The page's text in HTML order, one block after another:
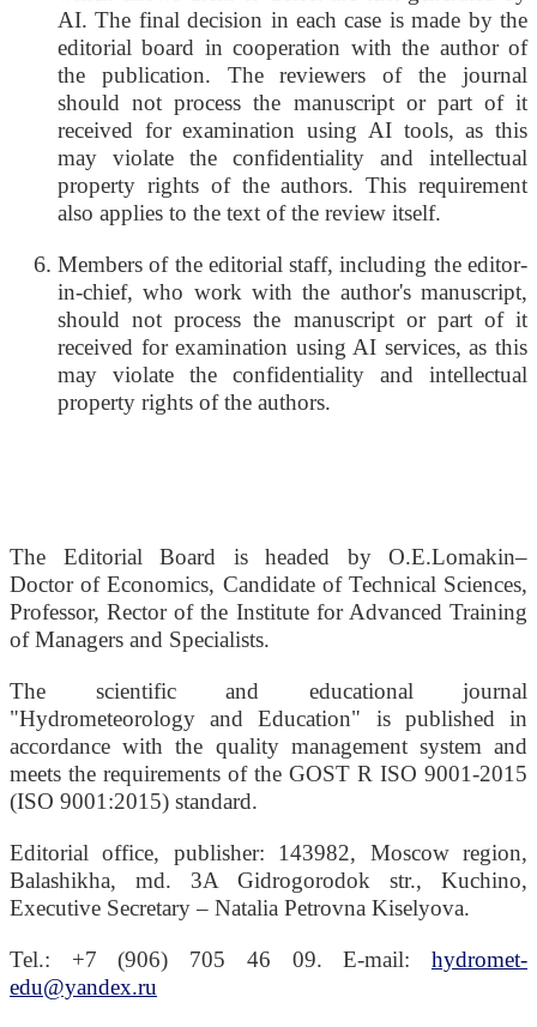
AI. The final decision in each case is made by the
editorial board in cooperation with the author of
the publication. The reviewers of the journal
should not process the manuscript or part of it
received for examination using AI tools, as this
may violate the confidentiality and intellectual
property rights of the authors. This requirement
also applies to the text of the review itself.
Members of the editorial staff, including the editor-
in-chief, who work with the author's manuscript,
should not process the manuscript or part of it
received for examination using AI services, as this
may violate the confidentiality and intellectual
property rights of the authors.
The Editorial Board is headed by O.E.Lomakin–
Doctor of Economics, Candidate of Technical Sciences,
Professor, Rector of the Institute for Advanced Training
of Managers and Specialists.
The scientific and educational journal
"Hydrometeorology and Education" is published in
accordance with the quality management system and
meets the requirements of the GOST R ISO 9001-2015
(ISO 9001:2015) standard.
Editorial office, publisher: 143982, Moscow region,
Balashikha, md. 3A Gidrogorodok str., Kuchino,
Executive Secretary – Natalia Petrovna Kiselyova.
Tel.: +7 (906) 705 46 09. E-mail: hydromet-
edu@yandex.ru